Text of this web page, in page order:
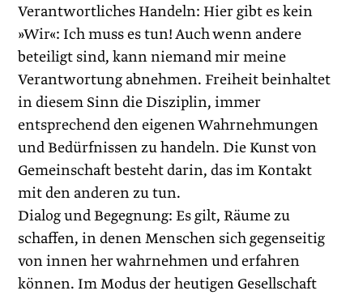
Verantwortliches Handeln: Hier gibt es kein
»Wir«: Ich muss es tun! Auch wenn andere
beteiligt sind, kann niemand mir meine
Verantwortung abnehmen. Freiheit beinhaltet
in diesem Sinn die Disziplin, immer
entsprechend den eigenen Wahrnehmungen
und Bedürfnissen zu handeln. Die Kunst von
Gemeinschaft besteht dar­in, das im Kontakt
mit den anderen zu tun.
Dialog und Begegnung: Es gilt, Räume zu
schaffen, in denen Menschen sich gegenseitig
von innen her wahrnehmen und erfahren
können. Im Modus der heutigen Gesellschaft